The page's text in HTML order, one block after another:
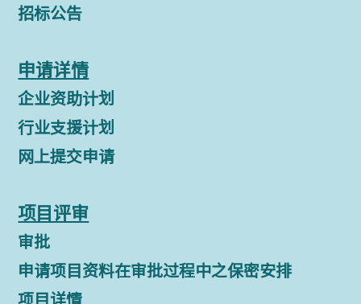
招标公告
申请详情
企业资助计划
行业支援计划
网上提交申请
项目评审
审批
申请项目资料在审批过程中之保密安排
项目详情